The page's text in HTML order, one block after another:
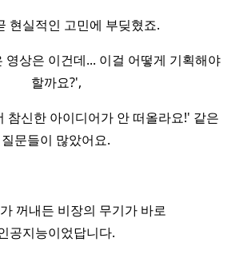
현실적인 고민에 부딪혔죠.
영상은 이건데... 이걸 어떻게 기획해야
할까요?',
참신한 아이디어가 안 떠올라요!' 같은
질문들이 많았어요.
꺼내든 비장의 무기가 바로
공지능이었답니다.